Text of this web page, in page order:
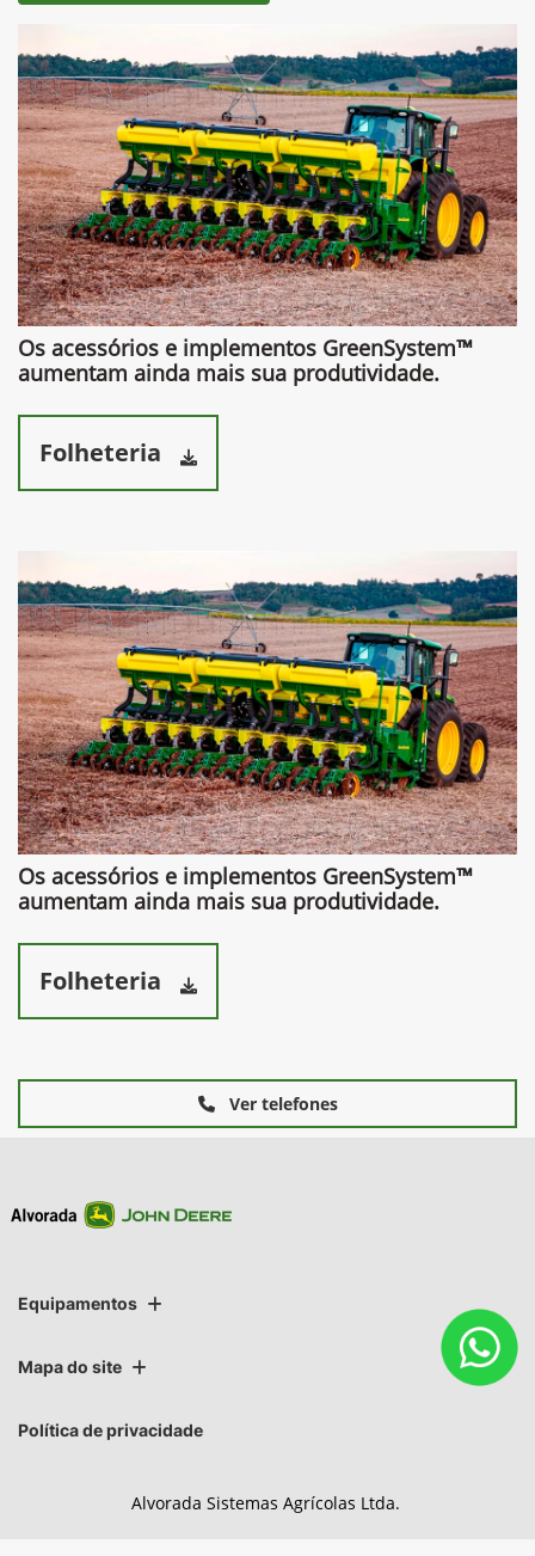
Os acessórios e implementos GreenSystem™
aumentam ainda mais sua produtividade.​
Folheteria
Os acessórios e implementos GreenSystem™
aumentam ainda mais sua produtividade.​
Folheteria
Ver telefones
Equipamentos
Mapa do site
Política de privacidade
Alvorada Sistemas Agrícolas Ltda.